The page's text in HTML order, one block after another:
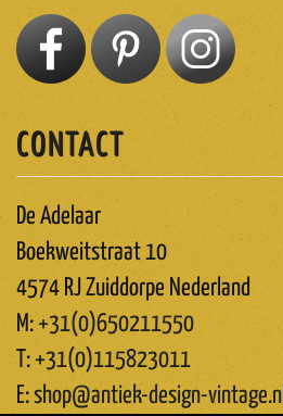
CONTACT
De Adelaar
Boekweitstraat 10
4574 RJ Zuiddorpe Nederland
M:+31(0)650211550
T:+31(0)115823011
E:shop@antiek-design-vintage.nl